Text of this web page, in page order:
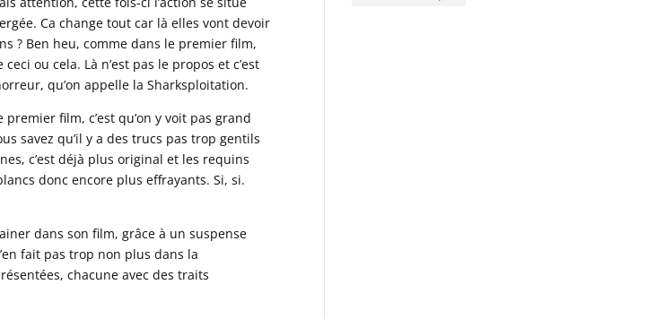
Ca change tout car là elles vont devoir
? Ben heu, comme dans le premier film,
ou cela. Là n’est pas le propos et c’est
qu’on appelle la Sharksploitation.
film, c’est qu’on y voit pas grand
savez qu’il y a des trucs pas trop gentils
c’est déjà plus original et les requins
donc encore plus effrayants. Si, si.
dans son film, grâce à un suspense
fait pas trop non plus dans la
chacune avec des traits